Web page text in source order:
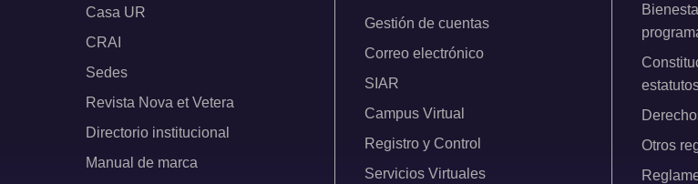
Casa UR
CRAI
Sedes
Revista Nova et Vetera
Directorio institucional
Manual de marca
Gestión de cuentas
Correo electrónico
SIAR
Campus Virtual
Registro y Control
Servicios Virtuales
Otros